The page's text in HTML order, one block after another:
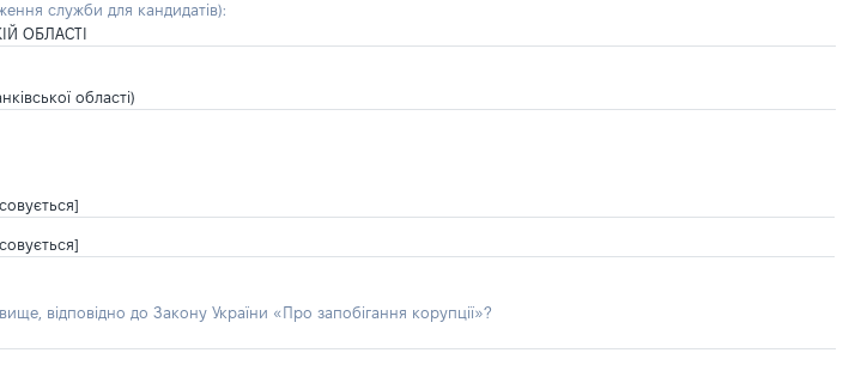
служби для кандидатів):
ОБЛАСТІ
області)
відповідно до Закону України «Про запобігання корупції»?